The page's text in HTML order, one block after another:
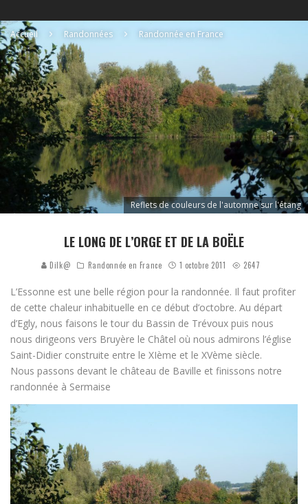
Accueil Randonnées Randonnée en France
Reflets de couleurs de l'automne sur l'étang
LE LONG DE L’ORGE ET DE LA BOËLE
Dilk@ Randonnée en France 1 octobre 2011 2647
L’Essonne est une belle région pour la randonnée. Il faut profiter
de cette chaleur inhabituelle en ce début d’octobre. Au départ
d’Egly, nous faisons le tour du Bassin de Trévoux puis nous
nous dirigeons vers Bruyère le Châtel où nous admirons l’église
Saint-Didier construite entre le XIème et le XVème siècle.
Nous passons devant le château de Baville et finissons notre
randonnée à Sermaise